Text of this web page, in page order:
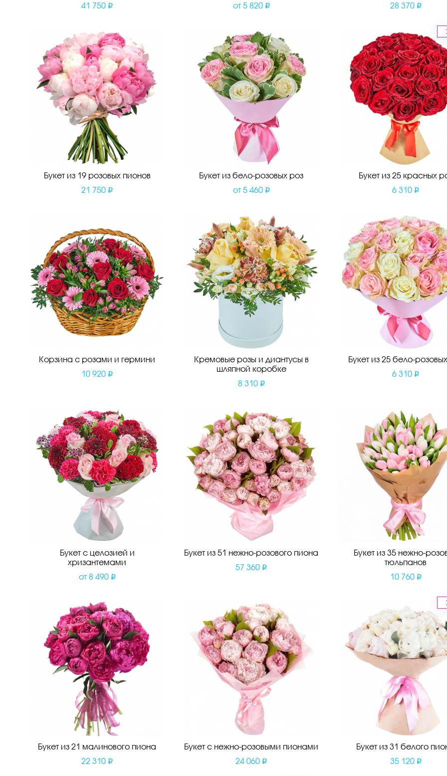
41 750
от 5 820
28 370
Букет из 19 розовых пионов
21 750
Букет из бело-розовых роз
от 5 460
Букет из 25 красных
6 310
Корзина с розами и гермини
10 920
Кремовые розы и диантусы в
шляпной коробке
8 310
Букет из 25 бело-
6 310
Букет с целозией и
хризантемами
от 8 490
Букет из 51 нежно-розового пиона
57 360
Букет из 35 нежно-
тюльпанов
10 760
Букет из 21 малинового пиона
22 310
Букет с нежно-розовыми пионами
24 060
Букет из 31 белого
35 120